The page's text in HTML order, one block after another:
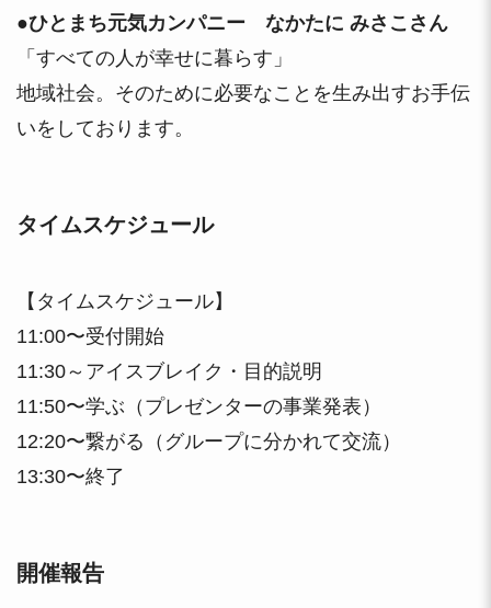
●ひとまち元気カンパニー なかたに みさこさん
「すべての人が幸せに暮らす」
地域社会。そのために必要なことを生み出すお手伝
いをしております。
タイムスケジュール
【タイムスケジュール】
11:00〜受付開始
11:30～アイスブレイク・目的説明
11:50〜学ぶ（プレゼンターの事業発表）
12:20〜繋がる（グループに分かれて交流）
13:30〜終了
開催報告